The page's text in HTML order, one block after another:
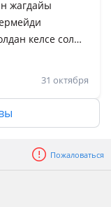
жагдайы
келсе сол
аязда жаксы
моторы 8
5
диван
колик 2 обем
120 устайды 6
31 октября
Пожаловаться